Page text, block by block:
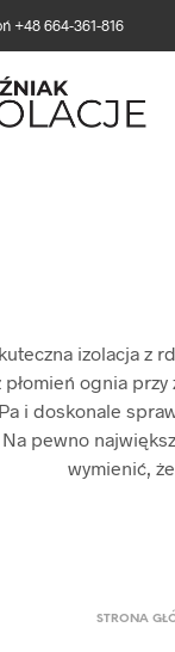
+48 664-361-816
izolacja z
ognia
i doskonale
pewno
wymienić,
STRONA